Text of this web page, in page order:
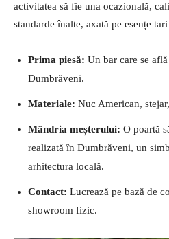
activitatea să fie una ocazională,
standarde înalte, axată pe esențe
Prima piesă: Un bar care se
Dumbrăveni.
Materiale: Nuc American,
Mândria meșterului: O poartă
realizată în Dumbrăveni, un
arhitectura locală.
Contact: Lucrează pe bază de
showroom fizic.